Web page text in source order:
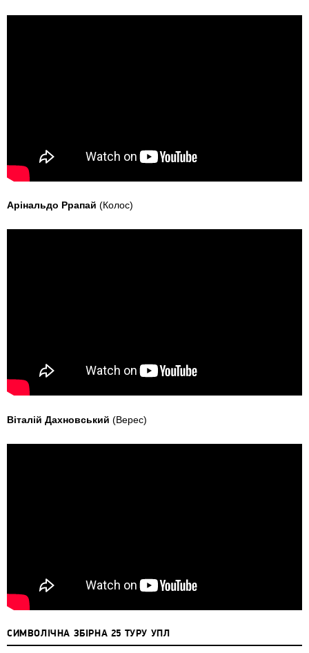
Арінальдо Ррапай (Колос)
Віталій Дахновський (Верес)
СИМВОЛІЧНА ЗБІРНА 25 ТУРУ УПЛ